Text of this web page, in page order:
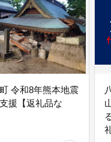
令和8年熊本地震
援【返礼品な